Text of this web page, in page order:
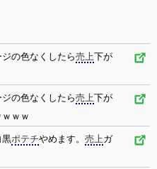
ジの色なくしたら売上下が
ジの色なくしたら売上下が
ｗｗ
黒ポテチやめます。 売上ガ